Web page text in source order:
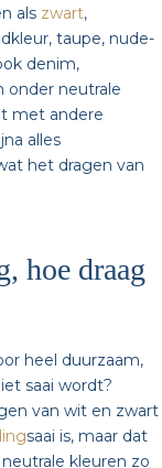
als zwart,
taupe, nude-
denim,
onder neutrale
met andere
alles
het dragen van
hoe draag
heel duurzaam,
saai wordt?
van wit en zwart
saai is, maar dat
kleuren zo